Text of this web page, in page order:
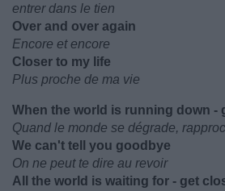
entrer dans le tien
Over and over again
Encore et encore
Closer to my life
Plus proche de ma vie
When the world is running down -
Quand le monde se dégrade,
We can't tell you goodbye
On ne peut te dire au revoir
All the world is waiting for - get